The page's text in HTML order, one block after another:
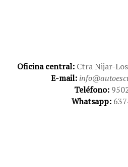
Oficina central: Ctra Nijar-
E-mail:
Teléfono:
Whatsapp: